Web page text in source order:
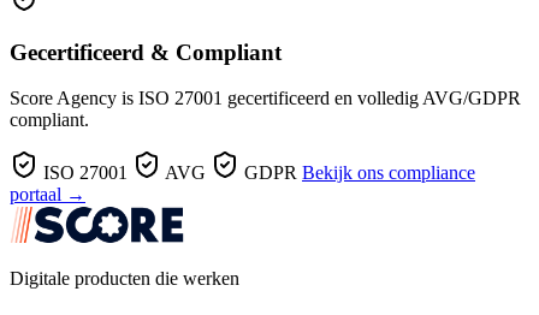
Gecertificeerd & Compliant
Score Agency is ISO 27001 gecertificeerd en volledig AVG/GDPR
compliant.
ISO 27001 AVG GDPR Bekijk ons compliance
portaal →
Digitale producten die werken